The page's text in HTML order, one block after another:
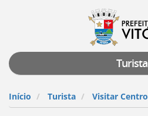
Prefeitura
Vitória
teclado:
para
a
Turista
Início Turista Visitar Centro